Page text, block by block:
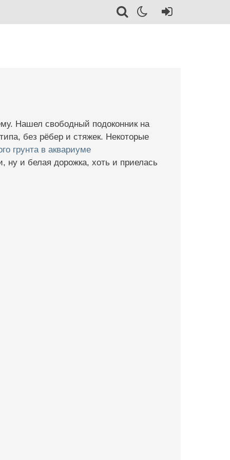
Нашел свободный подоконник на
без рёбер и стяжек. Некоторые
грунта в аквариуме
ну и белая дорожка, хоть и приелась